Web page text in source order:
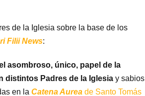
de la Iglesia sobre la base de los
Filii News:
asombroso, único, papel de la
distintos Padres de la Iglesiay sabios
en la Catena Aureade Santo Tomás